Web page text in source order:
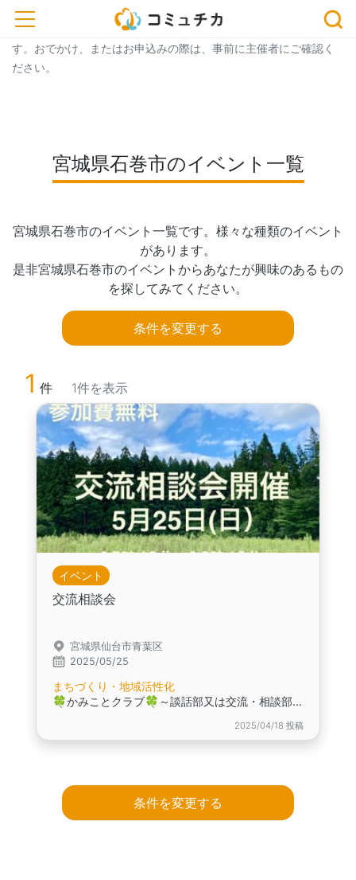
toggle navigation
トップ > イベント一覧> 宮城県石巻市のイベント一覧
※開催予定のイベントが中止・延期になっている場合がございま
す。おでかけ、またはお申込みの際は、事前に主催者にご確認く
ださい。
宮城県石巻市のイベント一覧
宮城県石巻市のイベント一覧です。様々な種類のイベント
があります。
是非宮城県石巻市のイベントからあなたが興味のあるもの
を探してみてください。
条件を変更する
1 件 1件を表示
イベント
交流相談会
宮城県仙台市青葉区
2025/05/25
まちづくり・地域活性化
🍀かみことクラブ🍀～談話部又は交流・相談部メンバー募集～
2025/04/18 投稿
条件を変更する